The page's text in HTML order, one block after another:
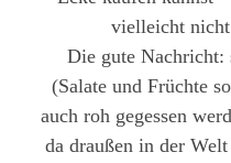
vielleicht nicht
Die gute Nachricht:
(Salate und Früchte
auch roh gegessen
da draußen in der